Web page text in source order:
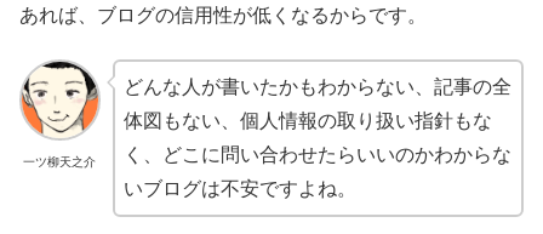
あれば、ブログの信用性が低くなるからです。
一ツ柳天之介
どんな人が書いたかもわからない、記事の全
体図もない、個人情報の取り扱い指針もな
く、どこに問い合わせたらいいのかわからな
いブログは不安ですよね。